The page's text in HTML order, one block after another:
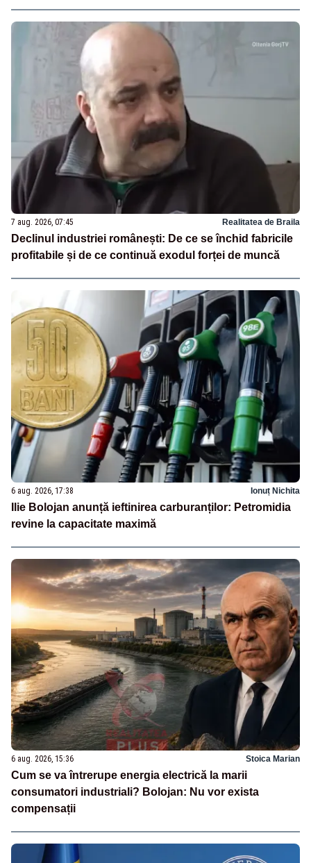
7 aug. 2026, 07:45 Realitatea de Braila
Declinul industriei românești: De ce se închid fabricile
profitabile și de ce continuă exodul forței de muncă
6 aug. 2026, 17:38 Ionuț Nichita
Ilie Bolojan anunță ieftinirea carburanților: Petromidia
revine la capacitate maximă
6 aug. 2026, 15:36 Stoica Marian
Cum se va întrerupe energia electrică la marii
consumatori industriali? Bolojan: Nu vor exista
compensații